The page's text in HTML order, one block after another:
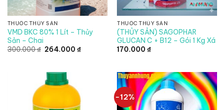
THUỐC THỦY SẢN
VMD BKC 80% 1 Lít – Thủy
Sản – Chai
300.000₫ Giá
264.000 ₫Giá
THUỐC THỦY SẢN
(THỦY SẢN) SAGOPHAR
GLUCAN C + B12 – Gói 1 Kg Xá
170.000₫
-12%